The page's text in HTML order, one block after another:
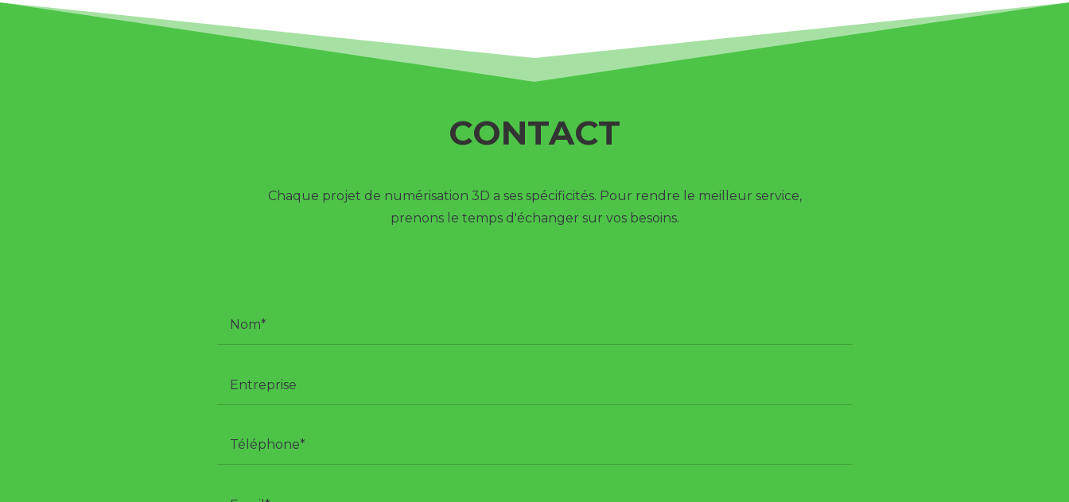
CONTACT
Chaque projet de numérisation 3D a ses spécificités. Pour rendre le meilleur service,
prenons le temps d'échanger sur vos besoins.